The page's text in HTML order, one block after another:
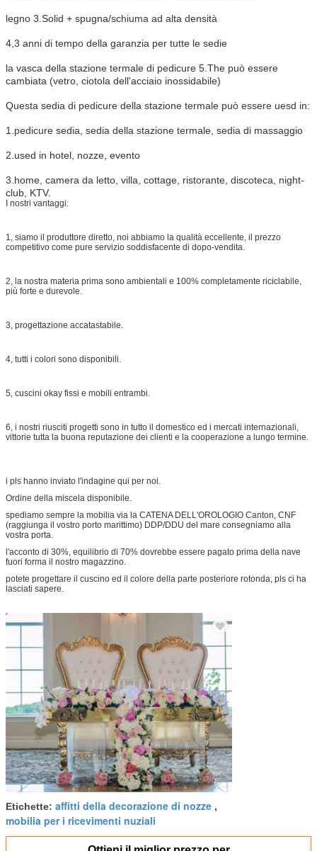
legno 3.Solid + spugna/schiuma ad alta densità
4,3 anni di tempo della garanzia per tutte le sedie
la vasca della stazione termale di pedicure 5.The può essere
cambiata (vetro, ciotola dell'acciaio inossidabile)
Questa sedia di pedicure della stazione termale può essere uesd in:
1.pedicure sedia, sedia della stazione termale, sedia di massaggio
2.used in hotel, nozze, evento
3.home, camera da letto, villa, cottage, ristorante, discoteca, night-
club, KTV.
I nostri vantaggi:
1, siamo il produttore diretto, noi abbiamo la qualità eccellente, il prezzo
competitivo come pure servizio soddisfacente di dopo-vendita.
2, la nostra materia prima sono ambientali e 100% completamente riciclabile,
più forte e durevole.
3, progettazione accatastabile.
4, tutti i colori sono disponibili.
5, cuscini okay fissi e mobili entrambi.
6, i nostri riusciti progetti sono in tutto il domestico ed i mercati internazionali,
vittorie tutta la buona reputazione dei clienti e la cooperazione a lungo termine.
i pls hanno inviato l'indagine qui per noi.
Ordine della miscela disponibile.
spediamo sempre la mobilia via la CATENA DELL'OROLOGIO Canton, CNF
(raggiunga il vostro porto marittimo) DDP/DDU del mare consegniamo alla
vostra porta.
l'acconto di 30%, equilibrio di 70% dovrebbe essere pagato prima della nave
fuori forma il nostro magazzino.
potete progettare il cuscino ed il colore della parte posteriore rotonda, pls ci ha
lasciati sapere.
Etichette: affitti della decorazione di nozze ,
mobilia per i ricevimenti nuziali